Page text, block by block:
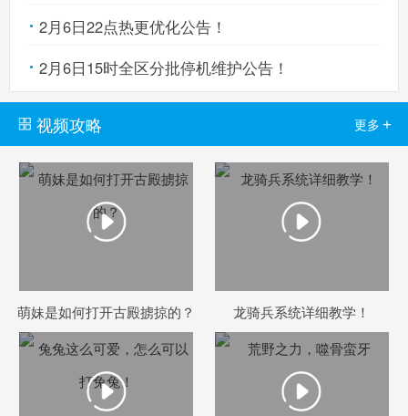
2月6日22点热更优化公告！
2月6日15时全区分批停机维护公告！
视频攻略 更多 +
萌妹是如何打开古殿掳掠的？ 龙骑兵系统详细教学！